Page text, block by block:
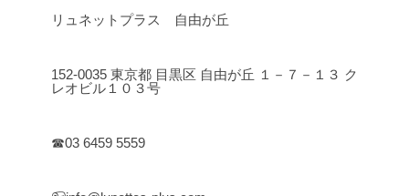
リュネットプラス 自由が丘
152-0035 東京都 目黒区 自由が丘 １－７－１３ ク
レオビル１０３号
☎03 6459 5559